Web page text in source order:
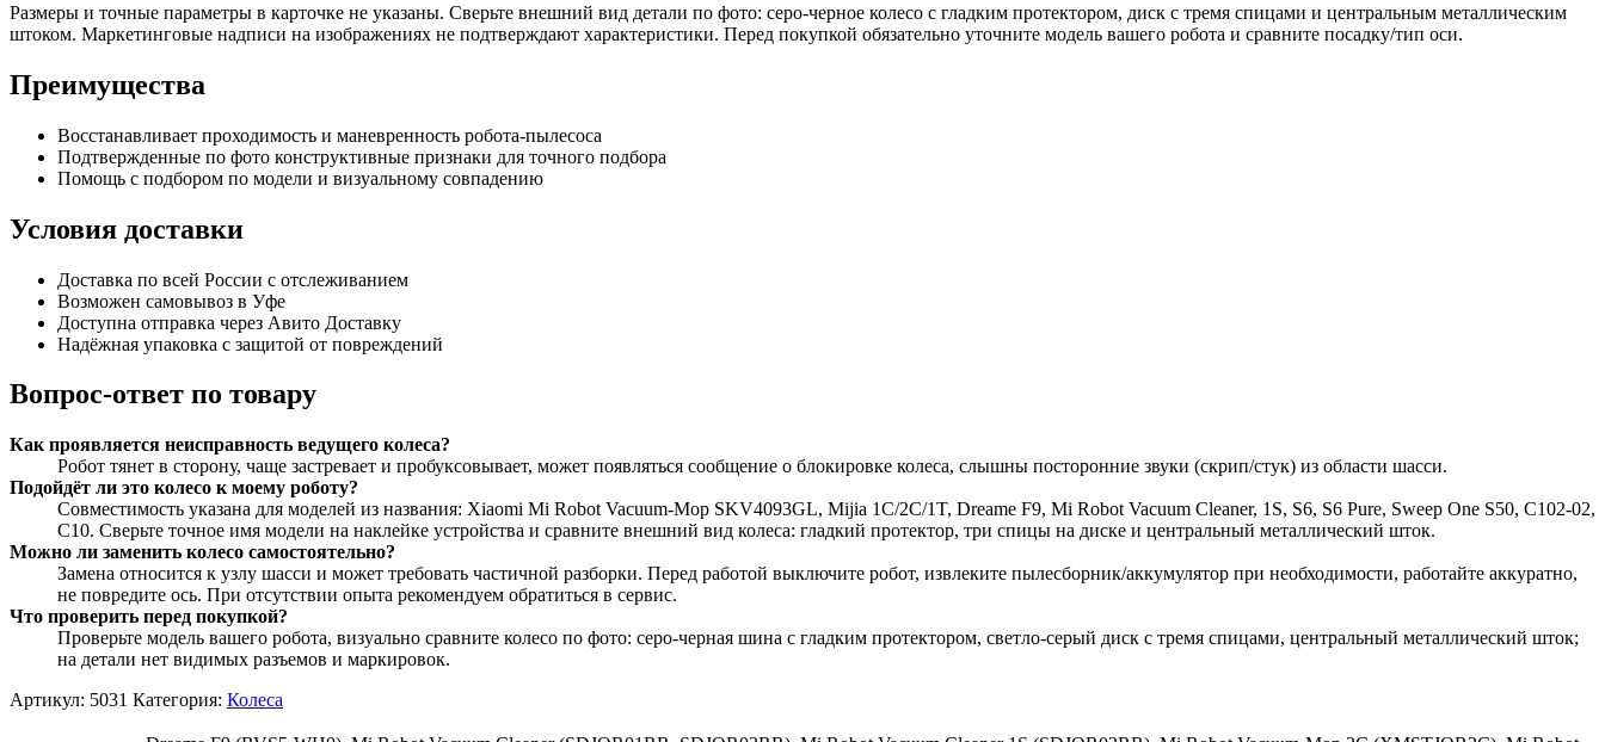
Размеры и точные параметры в карточке не указаны. Сверьте внешний вид детали по фото: серо-черное колесо с гладким протектором, диск с тремя спицами и центральным металлическим
штоком. Маркетинговые надписи на изображениях не подтверждают характеристики. Перед покупкой обязательно уточните модель вашего робота и сравните посадку/тип оси.
Преимущества
Восстанавливает проходимость и маневренность робота-пылесоса
Подтвержденные по фото конструктивные признаки для точного подбора
Помощь с подбором по модели и визуальному совпадению
Условия доставки
Доставка по всей России с отслеживанием
Возможен самовывоз в Уфе
Доступна отправка через Авито Доставку
Надёжная упаковка с защитой от повреждений
Вопрос-ответ по товару
Как проявляется неисправность ведущего колеса?
Робот тянет в сторону, чаще застревает и пробуксовывает, может появляться сообщение о блокировке колеса, слышны посторонние звуки (скрип/стук) из области шасси.
Подойдёт ли это колесо к моему роботу?
Совместимость указана для моделей из названия: Xiaomi Mi Robot Vacuum-Mop SKV4093GL, Mijia 1C/2C/1T, Dreame F9, Mi Robot Vacuum Cleaner, 1S, S6, S6 Pure, Sweep One S50, C102-02,
С10. Сверьте точное имя модели на наклейке устройства и сравните внешний вид колеса: гладкий протектор, три спицы на диске и центральный металлический шток.
Можно ли заменить колесо самостоятельно?
Замена относится к узлу шасси и может требовать частичной разборки. Перед работой выключите робот, извлеките пылесборник/аккумулятор при необходимости, работайте аккуратно,
не повредите ось. При отсутствии опыта рекомендуем обратиться в сервис.
Что проверить перед покупкой?
Проверьте модель вашего робота, визуально сравните колесо по фото: серо-черная шина с гладким протектором, светло-серый диск с тремя спицами, центральный металлический шток;
на детали нет видимых разъемов и маркировок.
Артикул: 5031 Категория: Колеса